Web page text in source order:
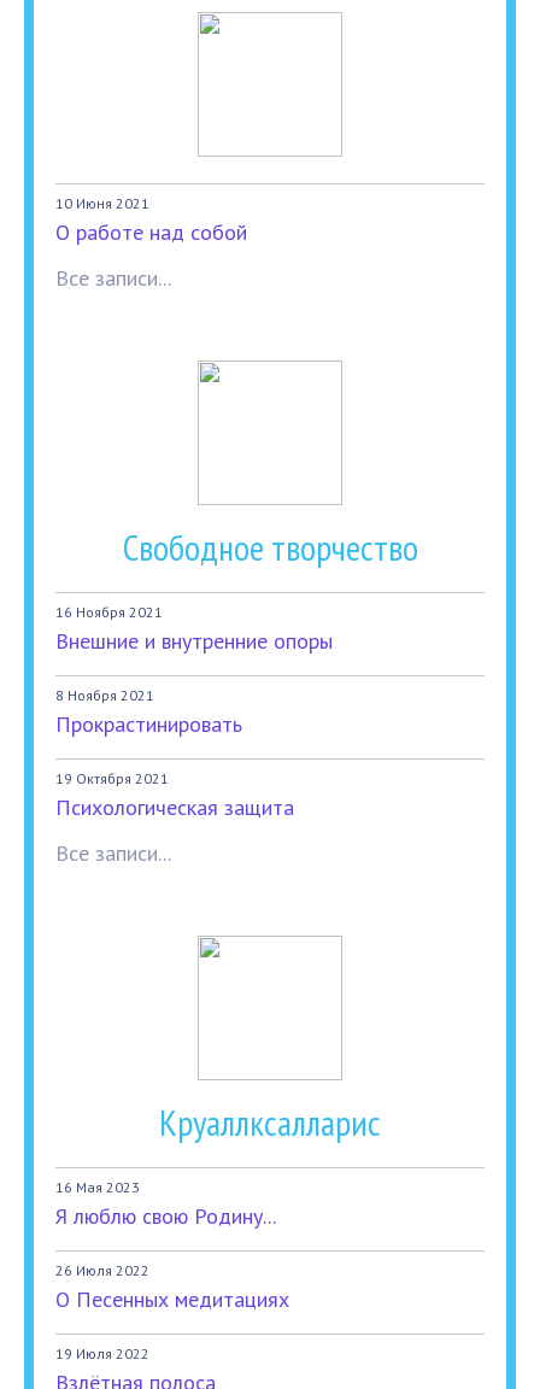
10 Июня 2021
О работе над собой
Все записи...
Свободное творчество
16 Ноября 2021
Внешние и внутренние опоры
8 Ноября 2021
Прокрастинировать
19 Октября 2021
Психологическая защита
Все записи...
Круаллксалларис
16 Мая 2023
Я люблю свою Родину...
26 Июля 2022
О Песенных медитациях
19 Июля 2022
Взлётная полоса